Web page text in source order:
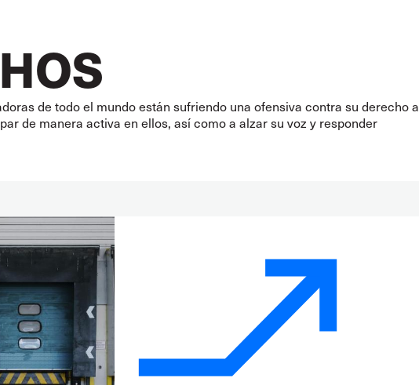
de todo el mundo están sufriendo una ofensiva contra su derecho a
de manera activa en ellos, así como a alzar su voz y responder